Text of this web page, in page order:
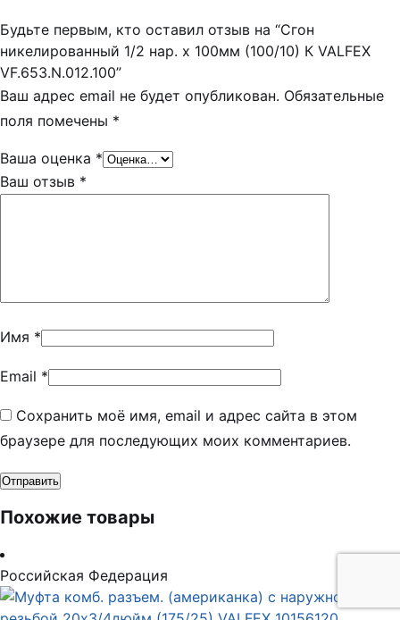
Будьте первым, кто оставил отзыв на “Сгон
никелированный 1/2 нар. х 100мм (100/10) К VALFEX
VF.653.N.012.100”
Ваш адрес email не будет опубликован. Обязательные
поля помечены *
Ваша оценка *
Ваш отзыв *
Имя *
Email *
Сохранить моё имя, email и адрес сайта в этом
браузере для последующих моих комментариев.
Похожие товары
Российская Федерация